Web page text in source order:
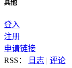
其他
登入
注册
申请链接
RSS：
日志 | 评论